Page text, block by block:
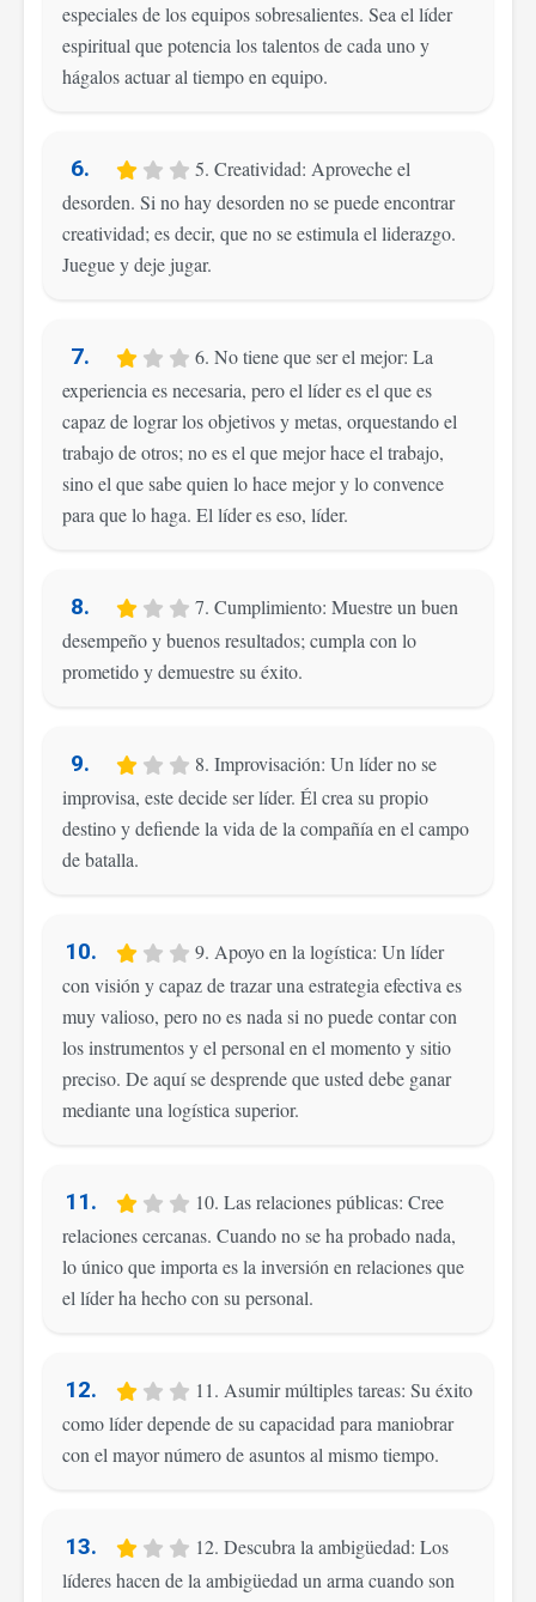
especiales de los equipos sobresalientes. Sea el líder
espiritual que potencia los talentos de cada uno y
hágalos actuar al tiempo en equipo.
6.
5. Creatividad: Aproveche el
desorden. Si no hay desorden no se puede encontrar
creatividad; es decir, que no se estimula el liderazgo.
Juegue y deje jugar.
7.
6. No tiene que ser el mejor: La
experiencia es necesaria, pero el líder es el que es
capaz de lograr los objetivos y metas, orquestando el
trabajo de otros; no es el que mejor hace el trabajo,
sino el que sabe quien lo hace mejor y lo convence
para que lo haga. El líder es eso, líder.
8.
7. Cumplimiento: Muestre un buen
desempeño y buenos resultados; cumpla con lo
prometido y demuestre su éxito.
9.
8. Improvisación: Un líder no se
improvisa, este decide ser líder. Él crea su propio
destino y defiende la vida de la compañía en el campo
de batalla.
10.
9. Apoyo en la logística: Un líder
con visión y capaz de trazar una estrategia efectiva es
muy valioso, pero no es nada si no puede contar con
los instrumentos y el personal en el momento y sitio
preciso. De aquí se desprende que usted debe ganar
mediante una logística superior.
11.
10. Las relaciones públicas: Cree
relaciones cercanas. Cuando no se ha probado nada,
lo único que importa es la inversión en relaciones que
el líder ha hecho con su personal.
12.
11. Asumir múltiples tareas: Su éxito
como líder depende de su capacidad para maniobrar
con el mayor número de asuntos al mismo tiempo.
13.
12. Descubra la ambigüedad: Los
líderes hacen de la ambigüedad un arma cuando son